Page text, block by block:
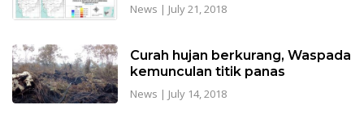
News | July 21, 2018
Curah hujan berkurang, Waspada
kemunculan titik panas
News | July 14, 2018